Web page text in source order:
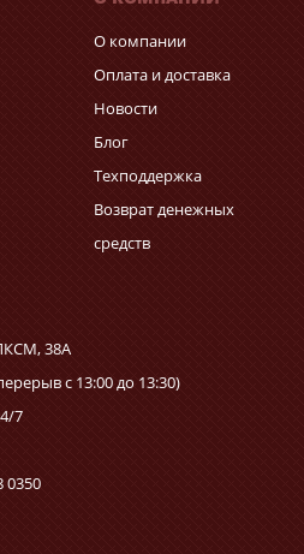
О компании
Оплата и доставка
Новости
Блог
Техподдержка
Возврат денежных
средств
38А
с 13:00 до 13:30)
7
0350